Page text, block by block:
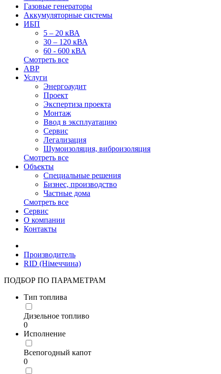
Газовые генераторы
Аккумуляторные системы
ИБП
5 – 20 кВА
30 – 120 кВА
60 - 600 кВА
Смотреть все
АВР
Услуги
Энергоаудит
Проект
Экспертиза проекта
Монтаж
Ввод в эксплуатацию
Сервис
Легализация
Шумоизоляция, виброизоляция
Смотреть все
Объекты
Специальные решения
Бизнес, производство
Частные дома
Смотреть все
Сервис
О компании
Контакты
Производитель
RID (Німеччина)
ПОДБОР ПО ПАРАМЕТРАМ
Тип топлива
Дизельное топливо
0
Исполнение
Всепогодный капот
0